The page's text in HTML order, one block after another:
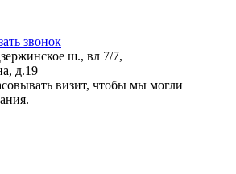
звонок
ш., вл 7/7,
д.19
визит, чтобы мы могли